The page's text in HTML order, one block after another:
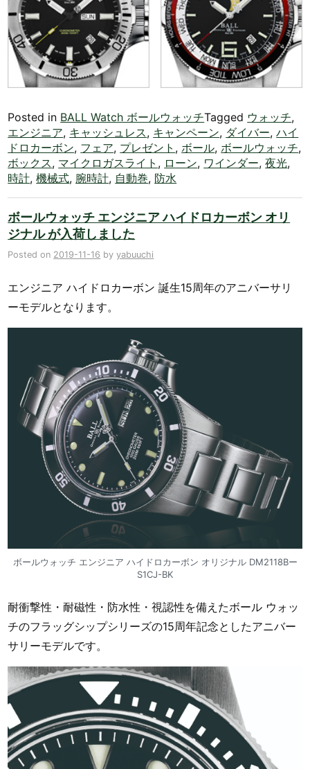
Posted in BALL Watch ボールウォッチTagged ウォッチ,
エンジニア, キャッシュレス, キャンペーン, ダイバー,ハイ
ドロカーボン, フェア, プレゼント , ボール, ボールウォッチ,
ボックス, マイクロガスライト , ローン, ワインダー,夜光,
時計,機械式, 腕時計, 自動巻, 防水
ボールウォッチ エンジニア ハイドロカーボン オリ
ジナル が入荷しました
Posted on 2019-11-16 byyabuuchi
エンジニア ハイドロカーボン 誕生15周年のアニバーサリ
ーモデルとなります。
ボールウォッチ エンジニア ハイドロカーボン オリジナル DM2118Bー
S1CJ-BK
耐衝撃性・耐磁性・防水性・視認性を備えたボール ウォッ
チのフラッグシップシリーズの15周年記念としたアニバー
サリーモデルです。